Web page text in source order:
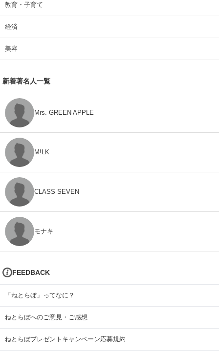
教育・子育て
経済
美容
新着著名人一覧
Mrs. GREEN APPLE
M!LK
CLASS SEVEN
モナキ
FEEDBACK
「ねとらぼ」ってなに？
ねとらぼへのご意見・ご感想
ねとらぼプレゼントキャンペーン応募規約